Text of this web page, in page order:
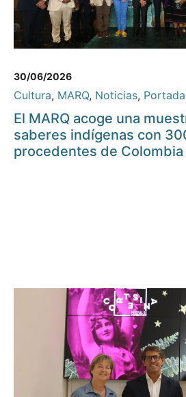
30/06/2026
Cultura, MARQ, Noticias, Portada
El MARQ acoge una
saberes indígenas con
procedentes de Colombia